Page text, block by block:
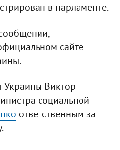
в парламенте.
сайте
Украины Виктор
социальной
ответственным за